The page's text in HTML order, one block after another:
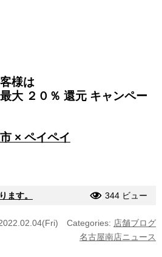
様は
大 ２０％ 還元 キャンペー
× ペイペイ
ます。 344 ビュー
Categories: 店舗ブログ
名古屋南店ニュース